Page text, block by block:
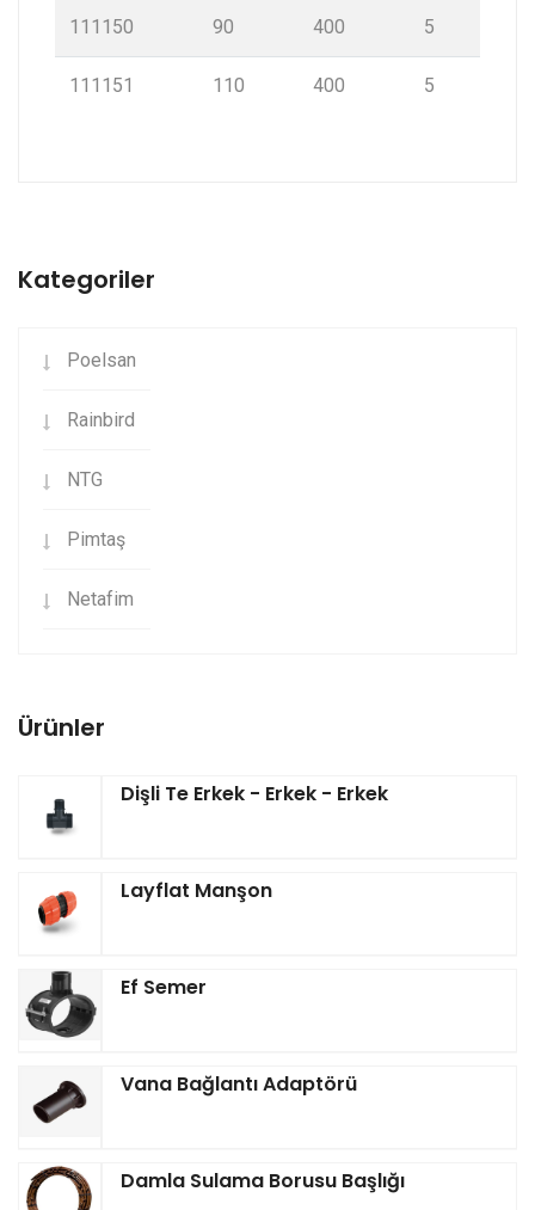
111150 90 400 5
111151 110 400 5
Kategoriler
Poelsan
Rainbird
NTG
Pimtaş
Netafim
Ürünler
Dişli Te Erkek - Erkek - Erkek
Layflat Manşon
Ef Semer
Vana Bağlantı Adaptörü
Damla Sulama Borusu Başlığı